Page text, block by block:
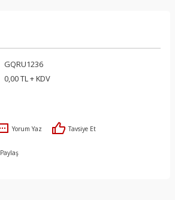
GQRU1236
0,00 TL + KDV
Yorum Yaz Tavsiye Et
Paylaş